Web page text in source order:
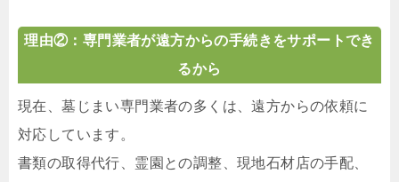
理由②：専門業者が遠方からの手続きをサポートでき
るから
現在、墓じまい専門業者の多くは、遠方からの依頼に
対応しています。
書類の取得代行、霊園との調整、現地石材店の手配、